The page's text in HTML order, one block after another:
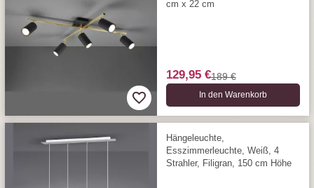
cm x 22 cm
129,95 €189 €
In den Warenkorb
Hängeleuchte,
Esszimmerleuchte, Weiß, 4
Strahler, Filigran, 150 cm Höhe